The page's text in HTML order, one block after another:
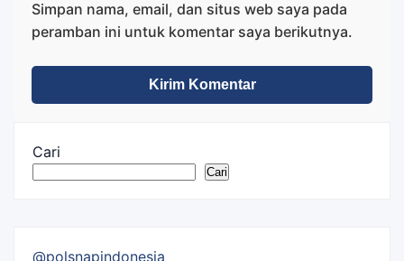
Simpan nama, email, dan situs web saya pada
peramban ini untuk komentar saya berikutnya.
Cari
Cari
@polsnapindonesia